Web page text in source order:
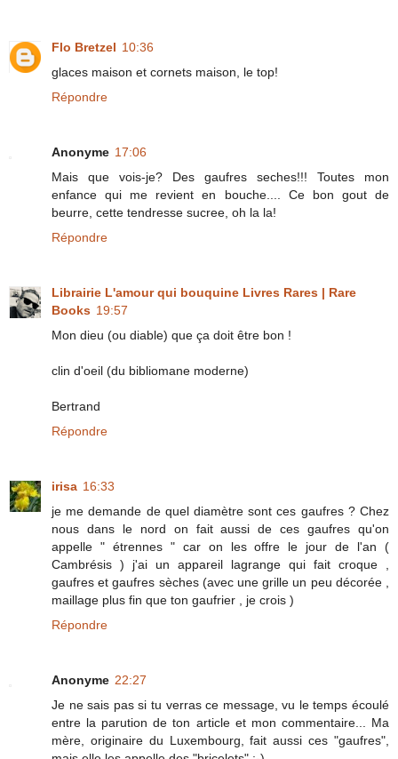
Flo Bretzel 10:36
glaces maison et cornets maison, le top!
Répondre
Anonyme 17:06
Mais que vois-je? Des gaufres seches!!! Toutes mon
enfance qui me revient en bouche.... Ce bon gout de
beurre, cette tendresse sucree, oh la la!
Répondre
Librairie L'amour qui bouquine Livres Rares | Rare
Books 19:57
Mon dieu (ou diable) que ça doit être bon !
clin d'oeil (du bibliomane moderne)
Bertrand
Répondre
irisa 16:33
je me demande de quel diamètre sont ces gaufres ? Chez
nous dans le nord on fait aussi de ces gaufres qu'on
appelle " étrennes " car on les offre le jour de l'an (
Cambrésis ) j'ai un appareil lagrange qui fait croque ,
gaufres et gaufres sèches (avec une grille un peu décorée ,
maillage plus fin que ton gaufrier , je crois )
Répondre
Anonyme 22:27
Je ne sais pas si tu verras ce message, vu le temps écoulé
entre la parution de ton article et mon commentaire... Ma
mère, originaire du Luxembourg, fait aussi ces "gaufres",